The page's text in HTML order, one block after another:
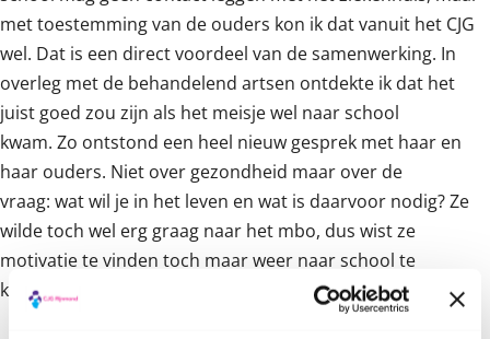
met toestemming van de ouders kon ik dat vanuit het CJG
wel. Dat is een direct voordeel van de samenwerking. In
overleg met de behandelend artsen ontdekte ik dat het
juist goed zou zijn als het meisje wel naar school
kwam. Zo ontstond een heel nieuw gesprek met haar en
haar ouders. Niet over gezondheid maar over de
vraag: wat wil je in het leven en wat is daarvoor nodig? Ze
wilde toch wel erg graag naar het mbo, dus wist ze
motivatie te vinden toch maar weer naar school te
komen. Dankzij die aanpak heeft ze nu haar diploma!’